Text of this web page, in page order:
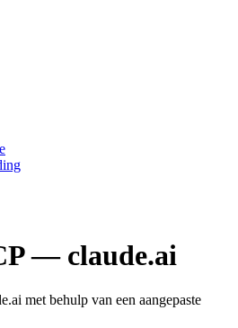
— claude.ai
met behulp van een aangepaste